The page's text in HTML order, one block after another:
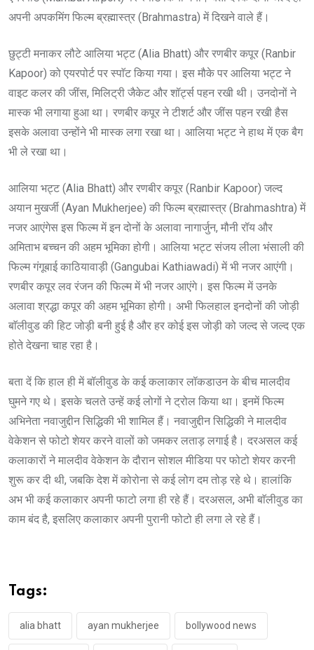
अपनी अपकमिंग फिल्म ब्रह्मास्त्र (Brahmastra) में दिखने वाले हैं।
छुट्टी मनाकर लौटे आलिया भट्ट (Alia Bhatt) और रणबीर कपूर (Ranbir
Kapoor) को एयरपोर्ट पर स्पाॅट किया गया। इस मौके पर आलिया भट्ट ने
वाइट कलर की जींस, मिलिट्री जैकेट और शॉर्ट्स पहन रखी थी। उनदोनों ने
मास्क भी लगाया हुआ था। रणबीर कपूर ने टीशर्ट और जींस पहन रखी हैस
इसके अलावा उन्होंने भी मास्क लगा रखा था। आलिया भट्ट ने हाथ में एक बैग
भी ले रखा था।
आलिया भट्ट (Alia Bhatt) और रणबीर कपूर (Ranbir Kapoor) जल्द
अयान मुखर्जी (Ayan Mukherjee) की फिल्म ब्रह्मास्त्र (Brahmashtra) में
नजर आएंगेस इस फिल्म में इन दोनों के अलावा नागार्जुन, मौनी रॉय और
अमिताभ बच्चन की अहम भूमिका होगी। आलिया भट्ट संजय लीला भंसाली की
फिल्म गंगूबाई काठियावाड़ी (Gangubai Kathiawadi) में भी नजर आएंगी।
रणबीर कपूर लव रंजन की फिल्म में भी नजर आएंगे। इस फिल्म में उनके
अलावा श्रद्धा कपूर की अहम भूमिका होगी। अभी फिलहाल इनदोनों की जोड़ी
बाॅलीवुड की हिट जोड़ी बनी हुई है और हर कोई इस जोड़ी को जल्द से जल्द एक
होते देखना चाह रहा है।
बता दें कि हाल ही में बॉलीवुड के कई कलाकार लॉकडाउन के बीच मालदीव
घुमने गए थे। इसके चलते उन्हें कई लोगों ने ट्रोल किया था। इनमें फिल्म
अभिनेता नवाजुद्दीन सिद्धिकी भी शामिल हैं। नवाजुद्दीन सिद्धिकी ने मालदीव
वेकेशन से फोटो शेयर करने वालों को जमकर लताड़ लगाई है। दरअसल कई
कलाकारों ने मालदीव वेकेशन के दौरान सोशल मीडिया पर फोटो शेयर करनी
शुरू कर दी थी, जबकि देश में कोरोना से कई लोग दम तोड़ रहे थे। हालांकि
अभ भी कई कलाकार अपनी फाटो लगा ही रहे हैं। दरअसल, अभी बाॅलीवुड का
काम बंद है, इसलिए कलाकार अपनी पुरानी फोटो ही लगा ले रहे हैं।
Tags:
alia bhatt ayan mukherjee bollywood news